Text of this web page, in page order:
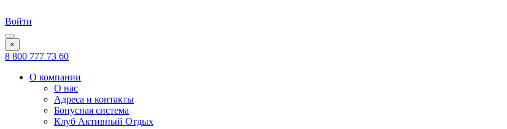
Войти
×
8 800 777 73 60
О компании
О нас
Адреса и контакты
Бонусная система
Клуб Активный Отдых